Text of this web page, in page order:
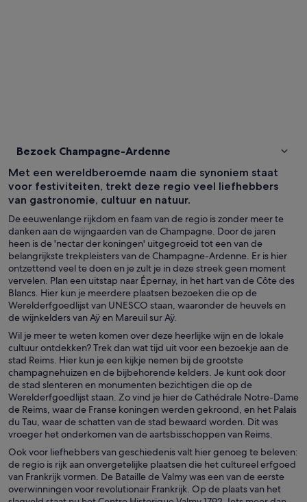
Bezoek Champagne-Ardenne
Met een wereldberoemde naam die synoniem staat
voor festiviteiten, trekt deze regio veel liefhebbers
van gastronomie, cultuur en natuur.
De eeuwenlange rijkdom en faam van de regio is zonder meer te
danken aan de wijngaarden van de Champagne. Door de jaren
heen is de 'nectar der koningen' uitgegroeid tot een van de
belangrijkste trekpleisters van de Champagne-Ardenne. Er is hier
ontzettend veel te doen en je zult je in deze streek geen moment
vervelen. Plan een uitstap naar Épernay, in het hart van de Côte des
Blancs. Hier kun je meerdere plaatsen bezoeken die op de
Werelderfgoedlijst van UNESCO staan, waaronder de heuvels en
de wijnkelders van Aÿ en Mareuil sur Aÿ.
Wil je meer te weten komen over deze heerlijke wijn en de lokale
cultuur ontdekken? Trek dan wat tijd uit voor een bezoekje aan de
stad Reims. Hier kun je een kijkje nemen bij de grootste
champagnehuizen en de bijbehorende kelders. Je kunt ook door
de stad slenteren en monumenten bezichtigen die op de
Werelderfgoedlijst staan. Zo vind je hier de Cathédrale Notre-Dame
de Reims, waar de Franse koningen werden gekroond, en het Palais
du Tau, waar de schatten van de stad bewaard worden. Dit was
vroeger het onderkomen van de aartsbisschoppen van Reims.
Ook voor liefhebbers van geschiedenis valt hier genoeg te beleven:
de regio is rijk aan onvergetelijke plaatsen die het cultureel erfgoed
van Frankrijk vormen. De Bataille de Valmy was een van de eerste
overwinningen voor revolutionair Frankrijk. Op de plaats van het